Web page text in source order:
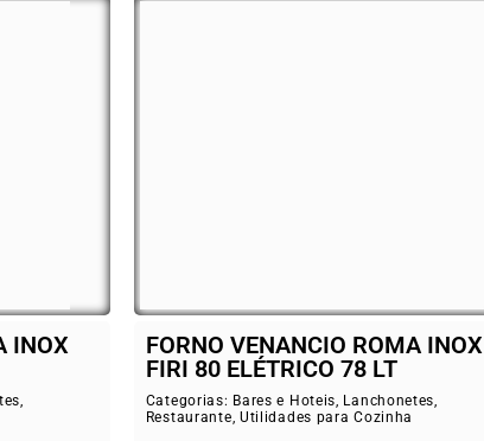
INOX
,
FORNO VENANCIO ROMA INOX
FIRI 80 ELÉTRICO 78 LT
Categorias: Bares e Hoteis, Lanchonetes,
Restaurante, Utilidades para Cozinha